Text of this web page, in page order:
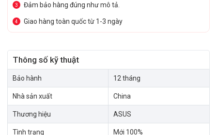
3 Đảm bảo hàng đúng như mô tả.
4 Giao hàng toàn quốc từ 1-3 ngày
Thông số kỹ thuật
Bảo hành 12 tháng
Nhà sản xuất China
Thương hiệu ASUS
Tình trạng Mới 100%